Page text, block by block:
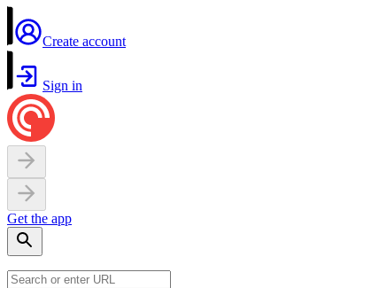
Create account
Sign in
Get the app